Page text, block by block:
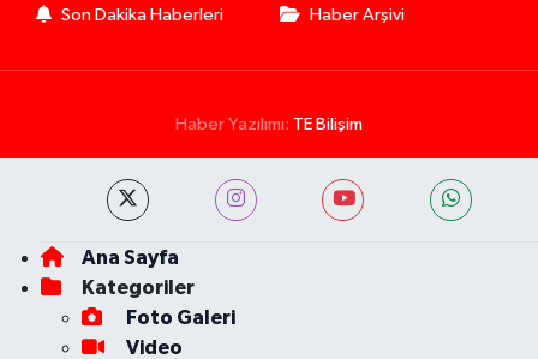
Son Dakika Haberleri Haber Arşivi
Haber Yazılımı: TE Bilişim
Ana Sayfa
Kategoriler
Foto Galeri
Video